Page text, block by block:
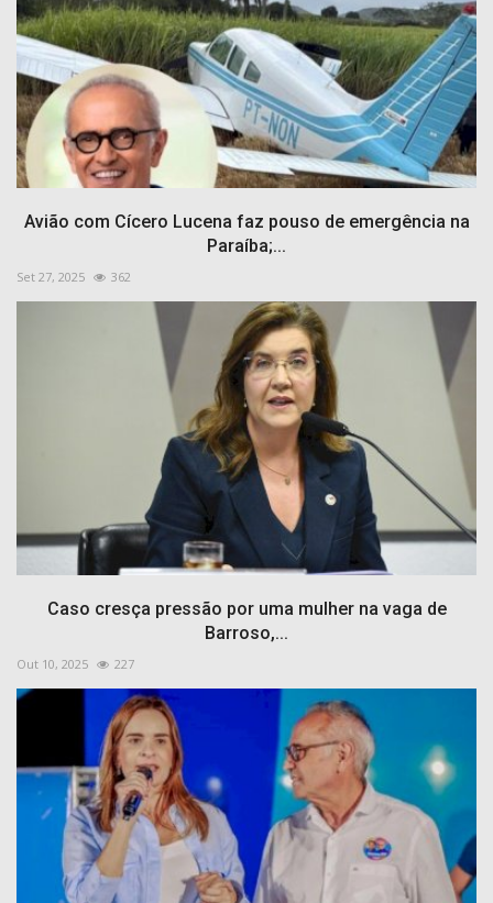
Avião com Cícero Lucena faz pouso de emergência na
Paraíba;...
Set 27, 2025 362
Caso cresça pressão por uma mulher na vaga de
Barroso,...
Out 10, 2025 227